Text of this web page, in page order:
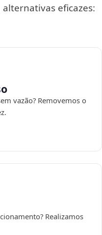
eficazes:
vazão? Removemos o
Realizamos